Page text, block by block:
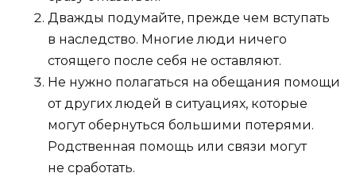
Дважды подумайте, прежде чем вступать
в наследство. Многие люди ничего
стоящего после себя не оставляют.
Не нужно полагаться на обещания помощи
от других людей в ситуациях, которые
могут обернуться большими потерями.
Родственная помощь или связи могут
не сработать.